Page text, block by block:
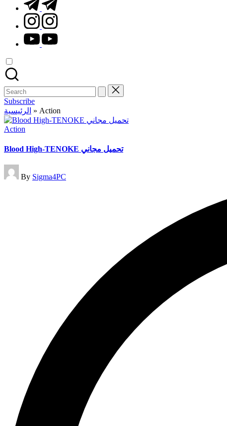
instagram.com
youtube.com
Search
for:
Subscribe
الرئيسية » Action
Posted
Action
Blood High-TENOKE تحميل مجاني
Posted
by
By Sigma4PC